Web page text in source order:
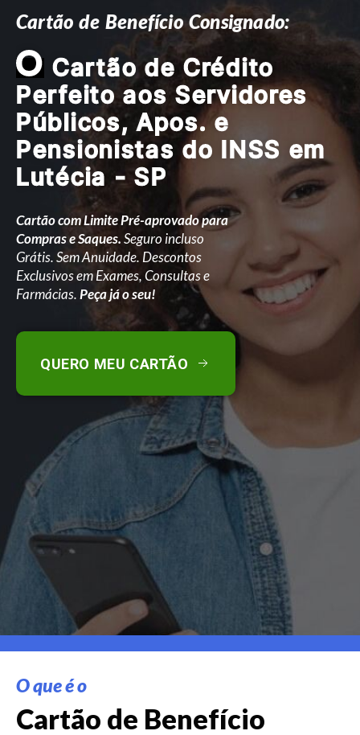
Cartão de Benefício Consignado:
O Cartão de Crédito
Perfeito aos Servidores
Públicos, Apos. e
Pensionistas do INSS em
Lutécia - SP
Cartão com Limite Pré-aprovado para
Compras e Saques.Seguro incluso
Grátis. Sem Anuidade. Descontos
Exclusivos em Exames, Consultas e
Farmácias.Peça já o seu!
QUERO MEU CARTÃO
O que é o
Cartão de Benefício